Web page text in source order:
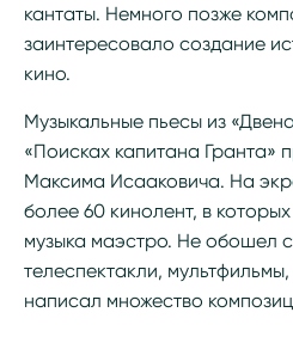
кантаты. Немного позже
заинтересовало создание
кино.
Музыкальные пьесы из
«Поисках капитана Гранта»
Максима Исааковича. На
более 60 кинолент, в
музыка маэстро. Не обошел
телеспектакли,
написал множество